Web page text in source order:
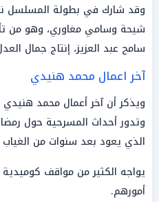
وقد شارك في بطولة المسلسل
شيحة وسامي مغاوري، وهو من
سامح عبد العزيز، إنتاج جمال
آخر اعمال محمد هنيدي
ويذكر أن آخر أعمال محمد
وتدور أحداث المسرحية حول
الذي يعود بعد سنوات من الغياب
يواجه الكثير من مواقف
أمورهم.